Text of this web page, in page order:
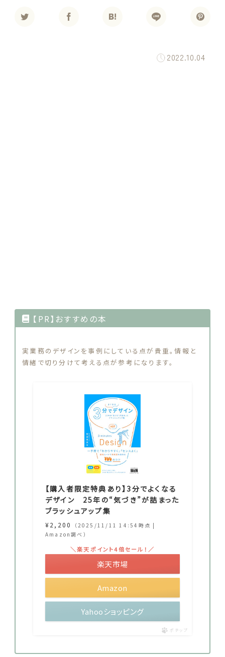
2022.10.04
【PR】おすすめの本
実業務のデザインを事例にしている点が貴重。情報と
情緒で切り分けて考える点が参考になります。
【購入者限定特典あり】3分でよくなる
デザイン 25年の“気づき”が詰まった
ブラッシュアップ集
¥2,200
（2025/11/11 14:54時点 |
Amazon調べ）
Amazon
＼楽天ポイント4倍セール！／
楽天市場
Yahooショッピング
ポチップ